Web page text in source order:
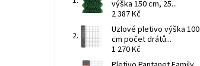
výška 150 cm, 25...
2 387 Kč
Uzlové pletivo výška 100
cm počet drátů...
1 270 Kč